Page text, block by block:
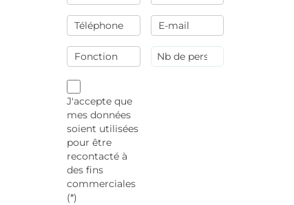
J'accepte que
mes données
soient utilisées
pour être
recontacté à
des fins
commerciales
(*)